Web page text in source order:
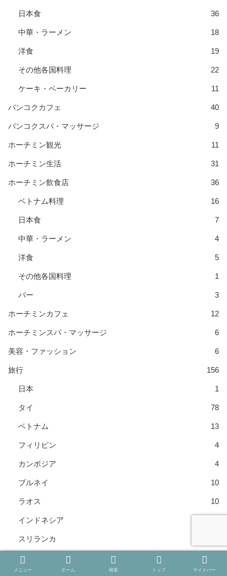
日本食 36
中華・ラーメン 18
洋食 19
その他各国料理 22
ケーキ・ベーカリー 11
バンコクカフェ 40
バンコクスパ・マッサージ 9
ホーチミン観光 11
ホーチミン生活 31
ホーチミン飲食店 36
ベトナム料理 16
日本食 7
中華・ラーメン 4
洋食 5
その他各国料理 1
バー 3
ホーチミンカフェ 12
ホーチミンスパ・マッサージ 6
美容・ファッション 6
旅行 156
日本 1
タイ 78
ベトナム 13
フィリピン 4
カンボジア 4
ブルネイ 10
ラオス 10
インドネシア
スリランカ
カナダ
メニュー ホーム 検索 トップ サイドバー